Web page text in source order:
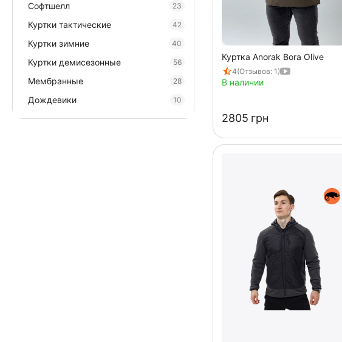
Куртка Anorak Bora Olive
4(Отзывов: 1)
В наличии
‍2805‍ грн
Софтшелл 23
Куртки тактические 42
Куртки зимние 40
Куртки демисезонные 56
Мембранные 28
Дождевики 10